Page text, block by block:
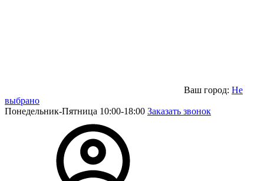
Ваш город: Не
выбрано
Понедельник-Пятница 10:00-18:00 Заказать звонок